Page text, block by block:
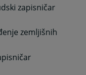
zapisničar
zemljišnih